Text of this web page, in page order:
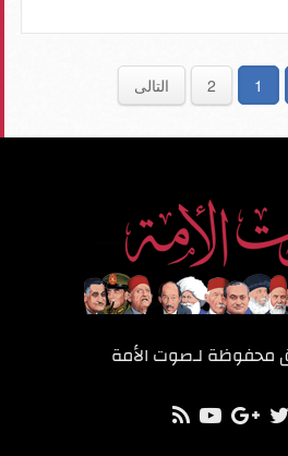
1
2 التالى
محفوظة لـصوت الأمة